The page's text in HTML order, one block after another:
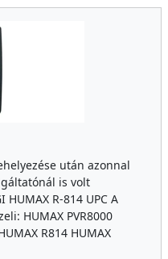
után azonnal
is volt
R-814 UPC A
HUMAX PVR8000
R814 HUMAX